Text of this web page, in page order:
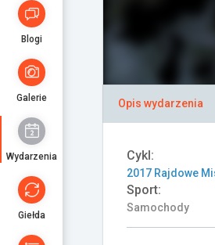
Blogi
Galerie
Wydarzenia
Giełda
Opis wydarzenia
Cykl:
2017 Rajdowe
Sport:
Samochody